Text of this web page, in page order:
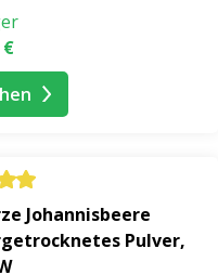
€
Johannisbeere
Pulver,